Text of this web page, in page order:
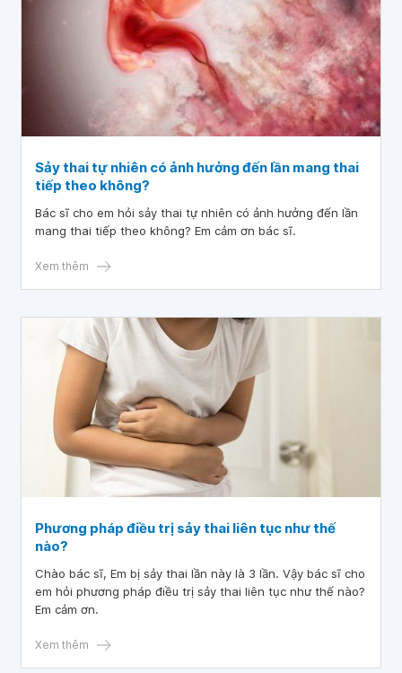
Sảy thai tự nhiên có ảnh hưởng đến lần mang thai
tiếp theo không?
Bác sĩ cho em hỏi sảy thai tự nhiên có ảnh hưởng đến lần
mang thai tiếp theo không? Em cảm ơn bác sĩ.
Xem thêm
Phương pháp điều trị sảy thai liên tục như thế
nào?
Chào bác sĩ, Em bị sảy thai lần này là 3 lần. Vậy bác sĩ cho
em hỏi phương pháp điều trị sảy thai liên tục như thế nào?
Em cảm ơn.
Xem thêm